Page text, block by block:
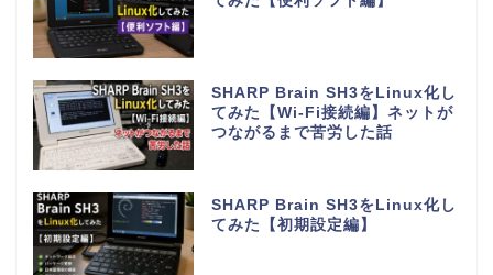
SHARP Brain SH3をLinux化し
てみた【Wi-Fi接続編】ネットが
つながるまで苦労した話
SHARP Brain SH3をLinux化し
てみた【初期設定編】